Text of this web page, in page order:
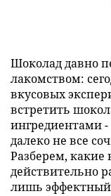
Шоколад давно
лакомством:
вкусовых
встретить
ингредиентами -
далеко не все
Разберем, какие
действительно
лишь